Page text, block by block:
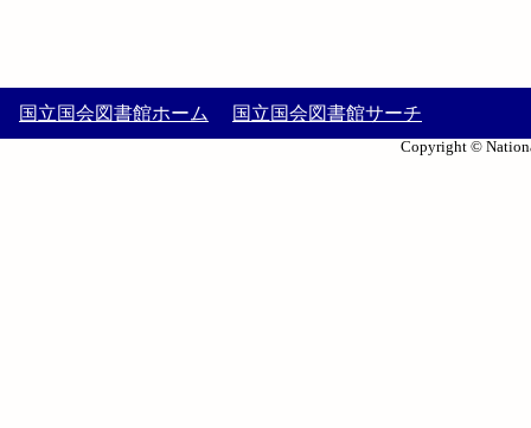
国立国会図書館ホーム 国立国会図書館サーチ
Copyright ©